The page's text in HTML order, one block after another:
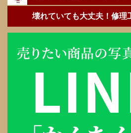
壊れていても大丈夫！修理